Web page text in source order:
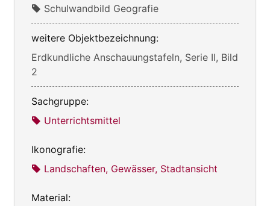
Schulwandbild Geografie
weitere Objektbezeichnung:
Erdkundliche Anschauungstafeln, Serie II, Bild
2
Sachgruppe:
Unterrichtsmittel
Ikonografie:
Landschaften, Gewässer, Stadtansicht
Material: